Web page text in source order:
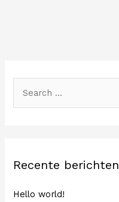
a
a
Recente berichten
Hello world!